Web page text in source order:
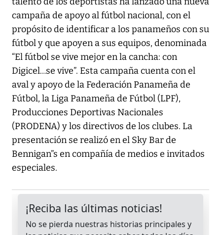
campaña de apoyo al fútbol nacional, con el
propósito de identificar a los panameños con su
fútbol y que apoyen a sus equipos, denominada
“El fútbol se vive mejor en la cancha: con
Digicel…se vive”. Esta campaña cuenta con el
aval y apoyo de la Federación Panameña de
Fútbol, la Liga Panameña de Fútbol (LPF),
Producciones Deportivas Nacionales
(PRODENA) y los directivos de los clubes. La
presentación se realizó en el Sky Bar de
Bennigan”s en compañía de medios e invitados
especiales.